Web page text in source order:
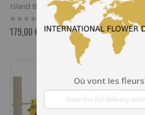
Island Breeze Arrangement
Rating:
0%
179,00 €
Rating:
0%
88,00 €
Où vont les